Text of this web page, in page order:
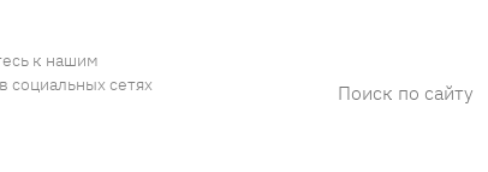
к нашим
социальных сетях